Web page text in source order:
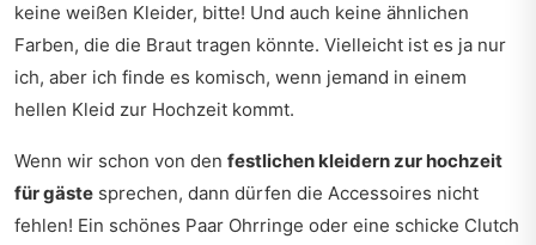
keine weißen Kleider, bitte! Und auch keine ähnlichen
Farben, die die Braut tragen könnte. Vielleicht ist es ja nur
ich, aber ich finde es komisch, wenn jemand in einem
hellen Kleid zur Hochzeit kommt.
Wenn wir schon von den festlichen kleidern zur hochzeit
für gäste sprechen, dann dürfen die Accessoires nicht
fehlen! Ein schönes Paar Ohrringe oder eine schicke Clutch